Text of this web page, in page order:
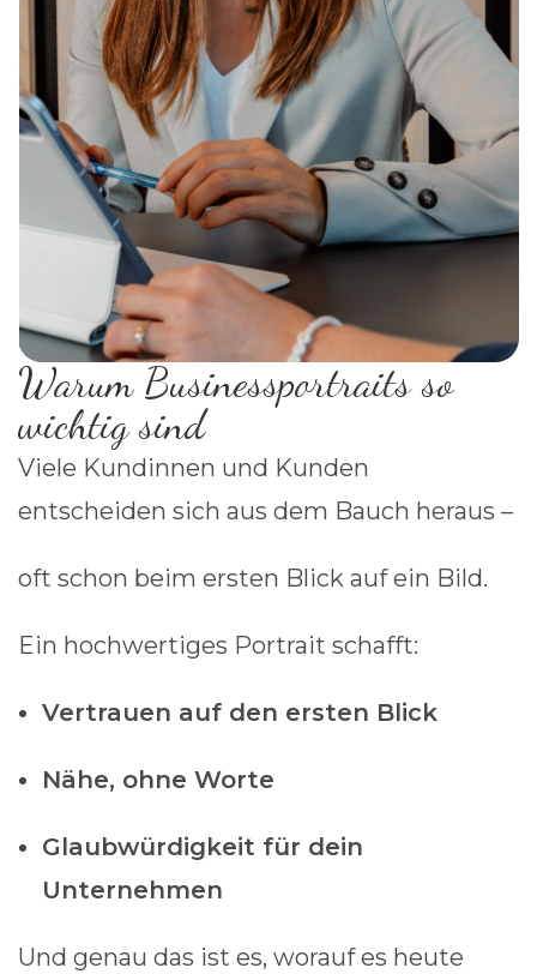
Warum Businessportraits so
wichtig sind
Viele Kundinnen und Kunden
entscheiden sich aus dem Bauch heraus –
oft schon beim ersten Blick auf ein Bild.
Ein hochwertiges Portrait schafft:
Vertrauen auf den ersten Blick
Nähe, ohne Worte
Glaubwürdigkeit für dein
Unternehmen
Und genau das ist es, worauf es heute